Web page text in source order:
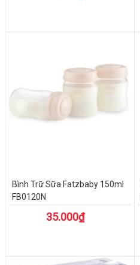
Bình Trữ Sữa Fatzbaby 150ml
FB0120N
35.000₫